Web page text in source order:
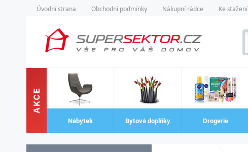
Úvodní strana Obchodní podmínky Nákupní rádce Ke stažení
AKCE
Nábytek Bytové doplňky Drogerie